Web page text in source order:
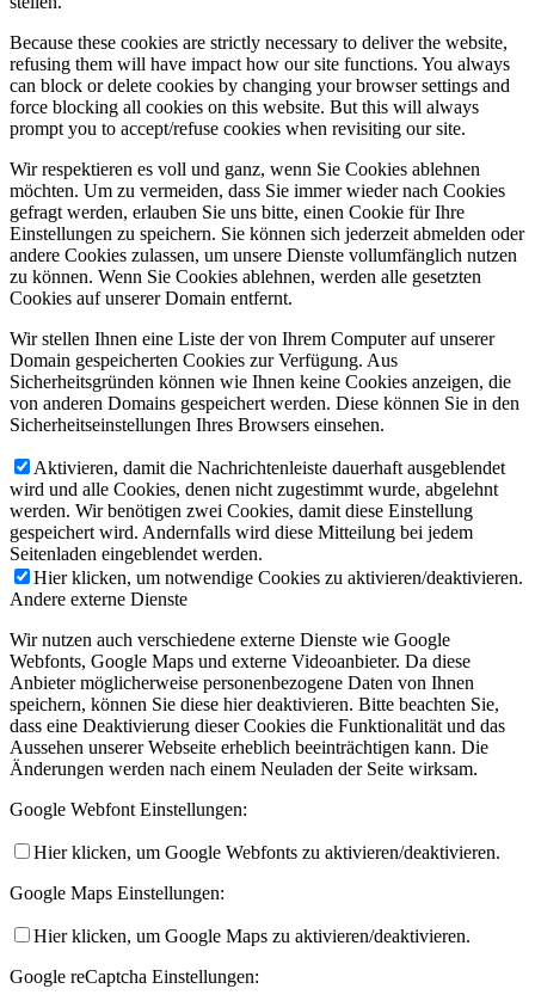
Because these cookies are strictly necessary to deliver the website,
refusing them will have impact how our site functions. You always
can block or delete cookies by changing your browser settings and
force blocking all cookies on this website. But this will always
prompt you to accept/refuse cookies when revisiting our site.
Wir respektieren es voll und ganz, wenn Sie Cookies ablehnen
möchten. Um zu vermeiden, dass Sie immer wieder nach Cookies
gefragt werden, erlauben Sie uns bitte, einen Cookie für Ihre
Einstellungen zu speichern. Sie können sich jederzeit abmelden oder
andere Cookies zulassen, um unsere Dienste vollumfänglich nutzen
zu können. Wenn Sie Cookies ablehnen, werden alle gesetzten
Cookies auf unserer Domain entfernt.
Wir stellen Ihnen eine Liste der von Ihrem Computer auf unserer
Domain gespeicherten Cookies zur Verfügung. Aus
Sicherheitsgründen können wie Ihnen keine Cookies anzeigen, die
von anderen Domains gespeichert werden. Diese können Sie in den
Sicherheitseinstellungen Ihres Browsers einsehen.
Aktivieren, damit die Nachrichtenleiste dauerhaft ausgeblendet
wird und alle Cookies, denen nicht zugestimmt wurde, abgelehnt
werden. Wir benötigen zwei Cookies, damit diese Einstellung
gespeichert wird. Andernfalls wird diese Mitteilung bei jedem
Seitenladen eingeblendet werden.
Hier klicken, um notwendige Cookies zu aktivieren/deaktivieren.
Andere externe Dienste
Wir nutzen auch verschiedene externe Dienste wie Google
Webfonts, Google Maps und externe Videoanbieter. Da diese
Anbieter möglicherweise personenbezogene Daten von Ihnen
speichern, können Sie diese hier deaktivieren. Bitte beachten Sie,
dass eine Deaktivierung dieser Cookies die Funktionalität und das
Aussehen unserer Webseite erheblich beeinträchtigen kann. Die
Änderungen werden nach einem Neuladen der Seite wirksam.
Google Webfont Einstellungen:
Hier klicken, um Google Webfonts zu aktivieren/deaktivieren.
Google Maps Einstellungen:
Hier klicken, um Google Maps zu aktivieren/deaktivieren.
Google reCaptcha Einstellungen: